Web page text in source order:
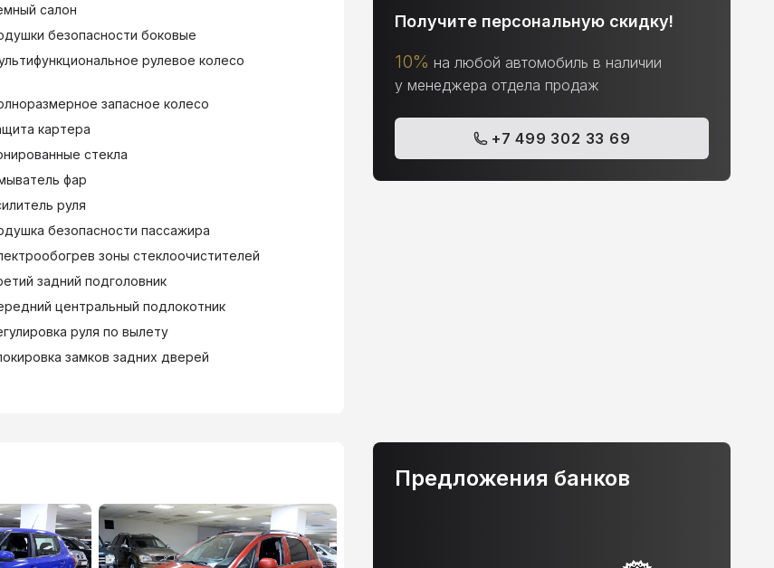
салон
безопасности боковые
рулевое колесо
запасное колесо
картера
стекла
фар
руля
безопасности пассажира
зоны стеклоочистителей
задний подголовник
центральный подлокотник
руля по вылету
замков задних дверей
Получите персональную скидку!
10% на любой автомобиль в наличии
у менеджера отдела продаж
+7 499 302 33 69
Предложения банков